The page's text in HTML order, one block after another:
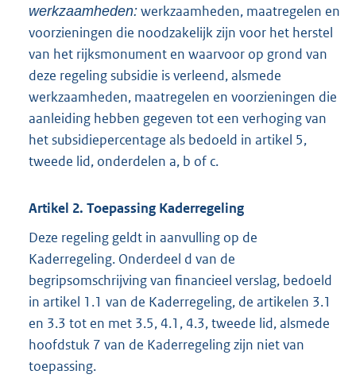
werkzaamheden: werkzaamheden, maatregelen en
voorzieningen die noodzakelijk zijn voor het herstel
van het rijksmonument en waarvoor op grond van
deze regeling subsidie is verleend, alsmede
werkzaamheden, maatregelen en voorzieningen die
aanleiding hebben gegeven tot een verhoging van
het subsidiepercentage als bedoeld in artikel 5,
tweede lid, onderdelen a, b of c.
Artikel 2. Toepassing Kaderregeling
Deze regeling geldt in aanvulling op de
Kaderregeling. Onderdeel d van de
begripsomschrijving van financieel verslag, bedoeld
in artikel 1.1 van de Kaderregeling, de artikelen 3.1
en 3.3 tot en met 3.5, 4.1, 4.3, tweede lid, alsmede
hoofdstuk 7 van de Kaderregeling zijn niet van
toepassing.